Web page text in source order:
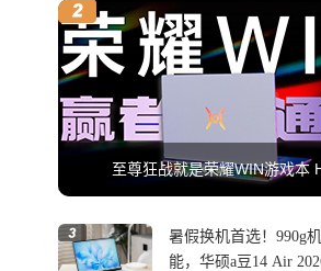
至尊狂战就是荣耀WIN游戏本
暑假换机首选！990g
能，华硕a豆14 Air